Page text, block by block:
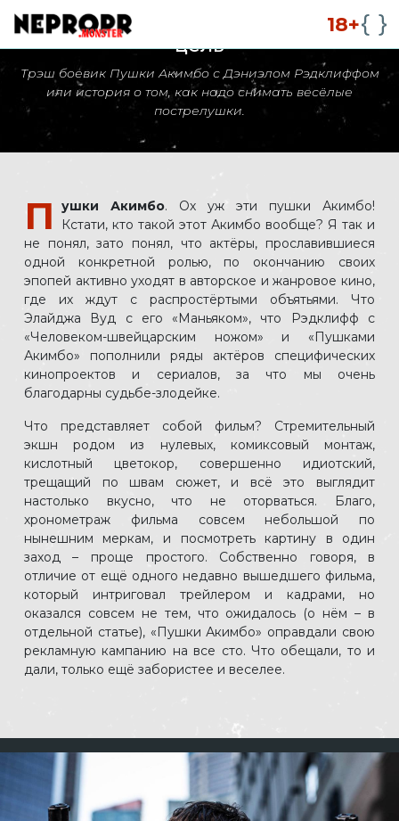
18+
Пушки Акимбо стреляют точно в
цель
Трэш боевик Пушки Акимбо с Дэниэлом Рэдклиффом
или история о том, как надо снимать весёлые
пострелушки.
П ушки Акимбо. Ох уж эти пушки Акимбо!
Кстати, кто такой этот Акимбо вообще? Я так и
не понял, зато понял, что актёры, прославившиеся
одной конкретной ролью, по окончанию своих
эпопей активно уходят в авторское и жанровое кино,
где их ждут с распростёртыми объятьями. Что
Элайджа Вуд с его «Маньяком», что Рэдклифф с
«Человеком-швейцарским ножом» и «Пушками
Акимбо» пополнили ряды актёров специфических
кинопроектов и сериалов, за что мы очень
благодарны судьбе-злодейке.
Что представляет собой фильм? Стремительный
экшн родом из нулевых, комиксовый монтаж,
кислотный цветокор, совершенно идиотский,
трещащий по швам сюжет, и всё это выглядит
настолько вкусно, что не оторваться. Благо,
хронометраж фильма совсем небольшой по
нынешним меркам, и посмотреть картину в один
заход – проще простого. Собственно говоря, в
отличие от ещё одного недавно вышедшего фильма,
который интриговал трейлером и кадрами, но
оказался совсем не тем, что ожидалось (о нём – в
отдельной статье), «Пушки Акимбо» оправдали свою
рекламную кампанию на все сто. Что обещали, то и
дали, только ещё забористее и веселее.